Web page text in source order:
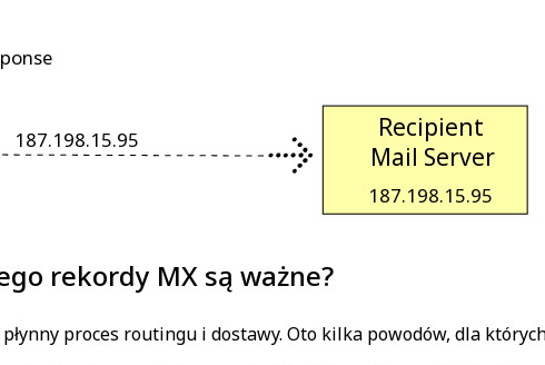
Mail Server
Recipient
187.198.15.95
187.198.15.95
rekordy MX są ważne?
proces routingu i dostawy. Oto kilka powodów, dla